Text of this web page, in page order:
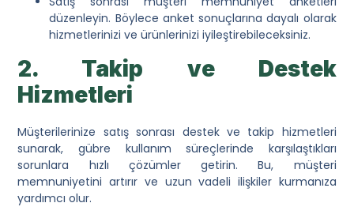
düzenleyin. Böylece anket sonuçlarına dayalı olarak
hizmetlerinizi ve ürünlerinizi iyileştirebileceksiniz.
2. Takip ve Destek
Hizmetleri
Müşterilerinize satış sonrası destek ve takip hizmetleri
sunarak, gübre kullanım süreçlerinde karşılaştıkları
sorunlara hızlı çözümler getirin. Bu, müşteri
memnuniyetini artırır ve uzun vadeli ilişkiler kurmanıza
yardımcı olur.